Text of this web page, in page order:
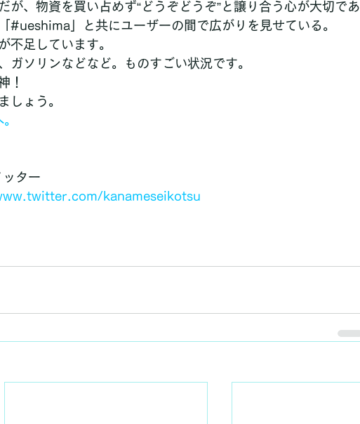
が、物資を買い占めず“どうぞどうぞ”と譲り合う心が大切であ
#ueshima」と共にユーザーの間で広がりを見せている。
不足しています。
ガソリンなどなど。ものすごい状況です。
！
しょう。
ッター
kanameseikotsu